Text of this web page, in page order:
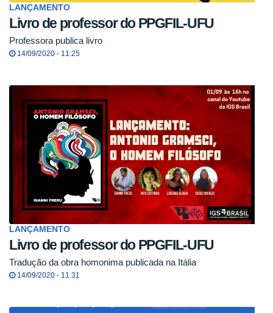
LANÇAMENTO
Livro de professor do PPGFIL-UFU
Professora publica livro
14/09/2020 - 11:25
LANÇAMENTO
Livro de professor do PPGFIL-UFU
Tradução da obra homonima publicada na Itália
14/09/2020 - 11:31